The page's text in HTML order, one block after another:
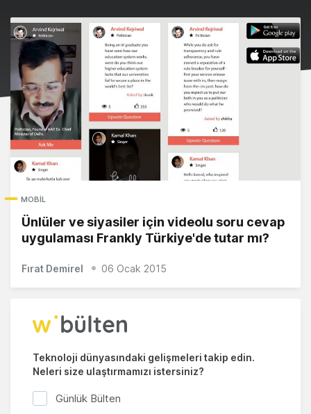
MOBIL
Ünlüler ve siyasiler için videolu soru cevap
uygulaması Frankly Türkiye'de tutar mı?
Fırat Demirel 06 Ocak 2015
Teknoloji dünyasındaki gelişmeleri takip edin.
Neleri size ulaştırmamızı istersiniz?
Günlük Bülten